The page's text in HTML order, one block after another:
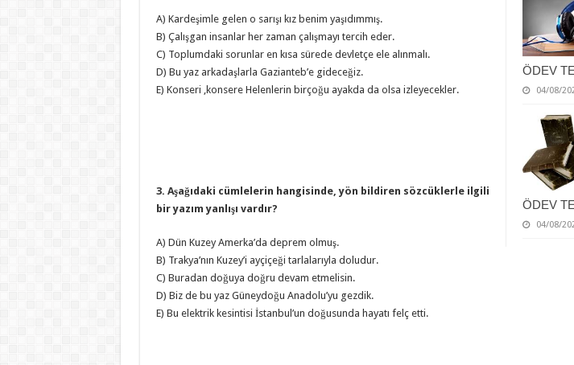
ÖDEV
04/08/
ÖDEV
04/08/
A) Kardeşimle gelen o sarışı kız benim yaşıdımmış.
B) Çalışgan insanlar her zaman çalışmayı tercih eder.
C) Toplumdaki sorunlar en kısa sürede devletçe ele alınmalı.
D) Bu yaz arkadaşlarla Gazianteb’e gideceğiz.
E) Konseri ,konsere Helenlerin birçoğu ayakda da olsa izleyecekler.
3. Aşağıdaki cümlelerin hangisinde, yön bildiren sözcüklerle ilgili
bir yazım yanlışı vardır?
A) Dün Kuzey Amerka’da deprem olmuş.
B) Trakya’nın Kuzey’i ayçiçeği tarlalarıyla doludur.
C) Buradan doğuya doğru devam etmelisin.
D) Biz de bu yaz Güneydoğu Anadolu’yu gezdik.
E) Bu elektrik kesintisi İstanbul’un doğusunda hayatı felç etti.